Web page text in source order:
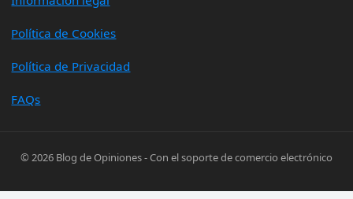
Política de Cookies
Política de Privacidad
FAQs
© 2026 Blog de Opiniones- Con el soporte decomercio electrónico